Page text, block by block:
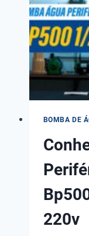
BOMBA DE
220v